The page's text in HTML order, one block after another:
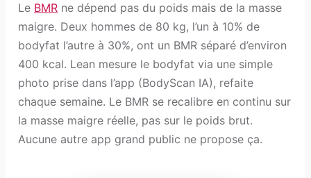
Le BMR ne dépend pas du poids mais de la masse
maigre. Deux hommes de 80 kg, l’un à 10% de
bodyfat l’autre à 30%, ont un BMR séparé d’environ
400 kcal. Lean mesure le bodyfat via une simple
photo prise dans l’app (BodyScan IA), refaite
chaque semaine. Le BMR se recalibre en continu sur
la masse maigre réelle, pas sur le poids brut.
Aucune autre app grand public ne propose ça.